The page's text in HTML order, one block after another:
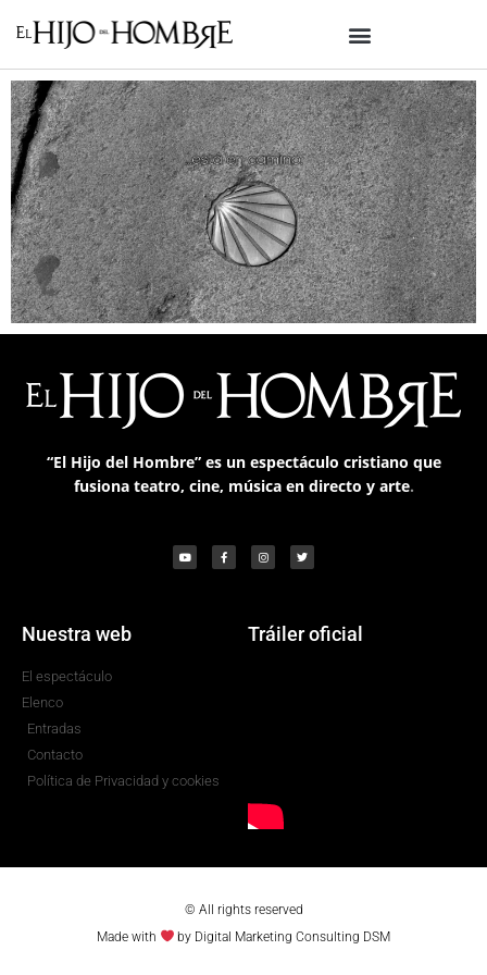
“El Hijo del Hombre” es un espectáculo cristiano que
fusiona teatro, cine, música en directo y arte.
Nuestra web
El espectáculo
Elenco
Entradas
Contacto
Política de Privacidad y cookies
Tráiler oficial
© All rights reserved
Made with
by Digital Marketing Consulting DSM